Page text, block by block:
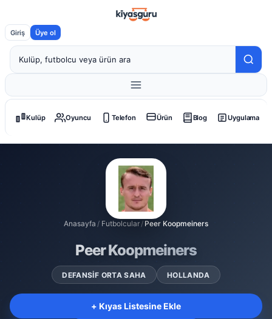
Giriş Üye ol
Kulüp Oyuncu Telefon Ürün Blog Uygulama
Anasayfa / Futbolcular / Peer Koopmeiners
Peer Koopmeiners
DEFANSIF ORTA SAHA HOLLANDA
+ Kıyas Listesine Ekle